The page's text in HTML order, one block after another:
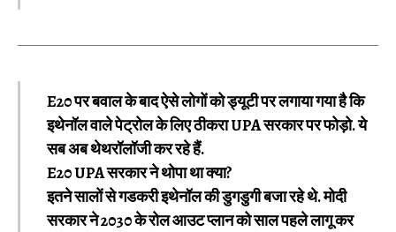
E20 पर बवाल के बाद ऐसे लोगों को ड्यूटी पर लगाया गया है कि
इथेनॉल वाले पेट्रोल के लिए ठीकरा UPA सरकार पर फोड़ो. ये
सब अब थेथरॉलॉजी कर रहे हैं.
E20 UPA सरकार ने थोपा था क्या?
इतने सालों से गडकरी इथेनॉल की डुगडुगी बजा रहे थे. मोदी
सरकार ने 2030 के रोल आउट प्लान को साल पहले लागू कर